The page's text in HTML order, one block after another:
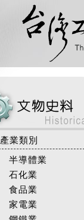
產業類別
半導體業
石化業
食品業
家電業